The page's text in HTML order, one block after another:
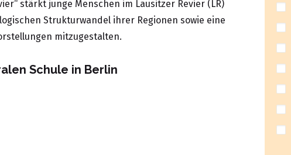
stärkt junge Menschen im Lausitzer Revier (LR)
Strukturwandel ihrer Regionen sowie eine
mitzugestalten.
Schule in Berlin